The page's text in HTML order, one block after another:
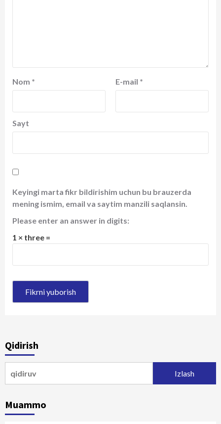
Nom * E-mail *
Sayt
Keyingi marta fikr bildirishim uchun bu brauzerda
mening ismim, email va saytim manzili saqlansin.
Please enter an answer in digits:
1 × three =
Qidirish
Muammo